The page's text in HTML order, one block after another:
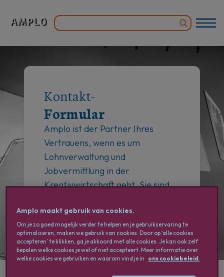
Kontakt-
Formular
Amplo ist der Partner Ihres
Vertrauens, wenn es um
Lohnverwaltung und
Jobvermittlung in der
Kreativwirtschaft geht. Sie sind
Aufträge?
Amplo maakt gebruik van cookies.
Om je zo goed mogelijk verder te helpen en je gebruikservaring te
optimaliseren, maken we gebruik van cookies. Door op ‘alle cookies
accepteren’ te klikken, ga je akkoord met alle cookies. Je kan ook zelf
bepalen welke cookies je wel of niet accepteert. Meer informatie over
welke cookies we gebruiken en waarom vind je in
ons cookiebeleid.